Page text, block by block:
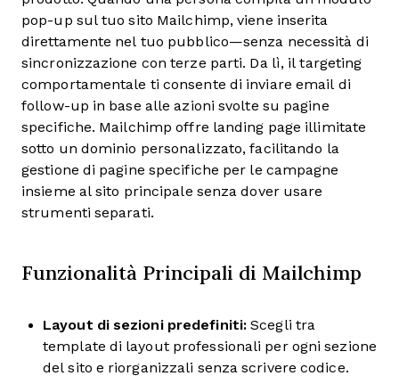
pop-up sul tuo sito Mailchimp, viene inserita
direttamente nel tuo pubblico—senza necessità di
sincronizzazione con terze parti. Da lì, il targeting
comportamentale ti consente di inviare email di
follow-up in base alle azioni svolte su pagine
specifiche. Mailchimp offre landing page illimitate
sotto un dominio personalizzato, facilitando la
gestione di pagine specifiche per le campagne
insieme al sito principale senza dover usare
strumenti separati.
Funzionalità Principali di Mailchimp
Layout di sezioni predefiniti: Scegli tra
template di layout professionali per ogni sezione
del sito e riorganizzali senza scrivere codice.